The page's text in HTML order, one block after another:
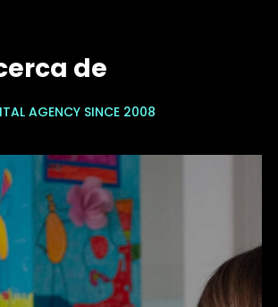
de
AGENCY SINCE 2008